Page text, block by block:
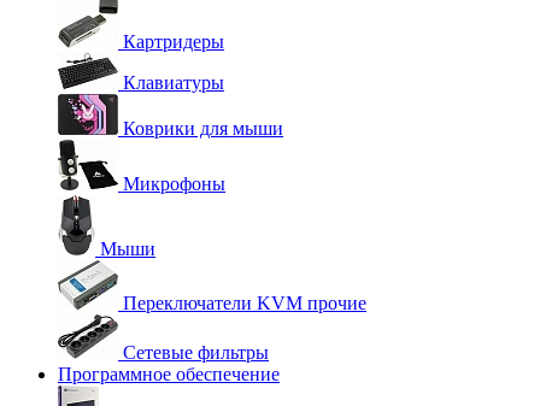
Картридеры
Клавиатуры
Коврики для мыши
Микрофоны
Мыши
Переключатели KVM прочие
Сетевые фильтры
Программное обеспечение